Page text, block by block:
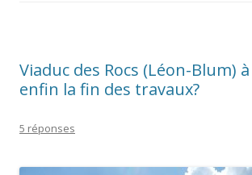
Viaduc des Rocs (Léon-Blum)
enfin la fin des travaux?
5 réponses